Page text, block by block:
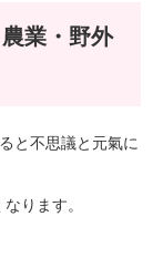
業・野外
と不思議と元氣に
ります。